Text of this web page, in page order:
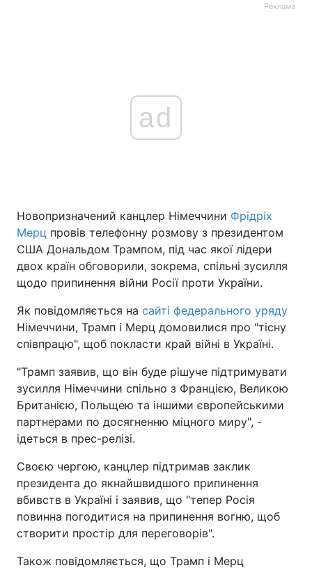
Реклама
ad
Новопризначений канцлер Німеччини Фрідріх
Мерц провів телефонну розмову з президентом
США Дональдом Трампом, під час якої лідери
двох країн обговорили, зокрема, спільні зусилля
щодо припинення війни Росії проти України.
Як повідомляється на сайті федерального уряду
Німеччини, Трамп і Мерц домовилися про "тісну
співпрацю", щоб покласти край війні в Україні.
"Трамп заявив, що він буде рішуче підтримувати
зусилля Німеччини спільно з Францією, Великою
Британією, Польщею та іншими європейськими
партнерами по досягненню міцного миру", -
ідеться в прес-релізі.
Своєю чергою, канцлер підтримав заклик
президента до якнайшвидшого припинення
вбивств в Україні і заявив, що "тепер Росія
повинна погодитися на припинення вогню, щоб
створити простір для переговорів".
Також повідомляється, що Трамп і Мерц